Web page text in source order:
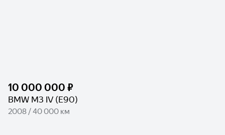
10 000 000 ₽
BMW M3 IV (E90)
2008 / 40 000 км